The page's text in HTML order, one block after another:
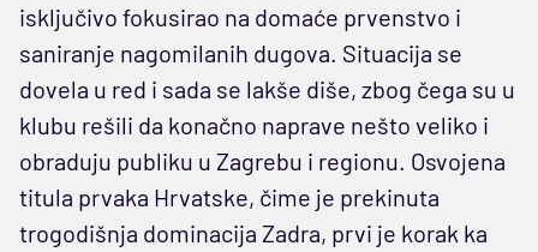
isključivo fokusirao na domaće prvenstvo i
saniranje nagomilanih dugova. Situacija se
dovela u red i sada se lakše diše, zbog čega su u
klubu rešili da konačno naprave nešto veliko i
obraduju publiku u Zagrebu i regionu. Osvojena
titula prvaka Hrvatske, čime je prekinuta
trogodišnja dominacija Zadra, prvi je korak ka